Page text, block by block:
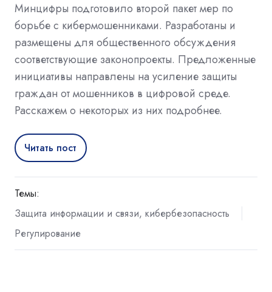
Минцифры подготовило второй пакет мер по
борьбе с кибермошенниками. Разработаны и
размещены для общественного обсуждения
соответствующие законопроекты. Предложенные
инициативы направлены на усиление защиты
граждан от мошенников в цифровой среде.
Расскажем о некоторых из них подробнее.
Читать пост
Темы:
Защита информации и связи, кибербезопасность
Регулирование